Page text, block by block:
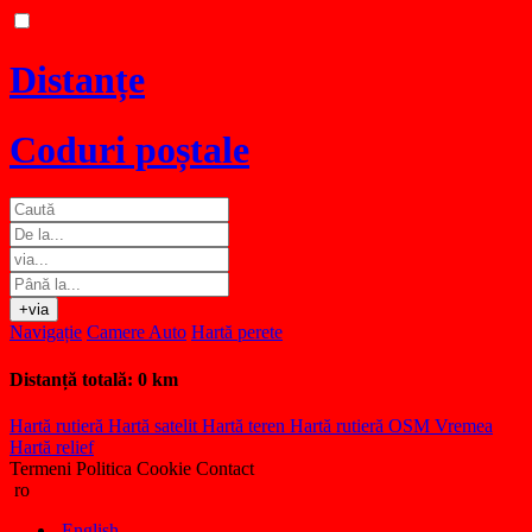
Distanțe
Coduri poștale
+via
Navigație Camere Auto Hartă perete
Distanță totală: 0 km
Hartă rutieră Hartă satelit Hartă teren Hartă rutieră OSM Vremea
Hartă relief
Termeni Politica Cookie Contact
ro